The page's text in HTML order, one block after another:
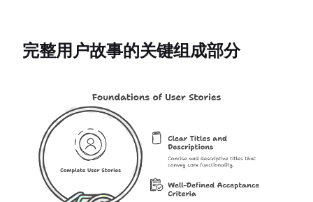
完整用户故事的关键组成部分